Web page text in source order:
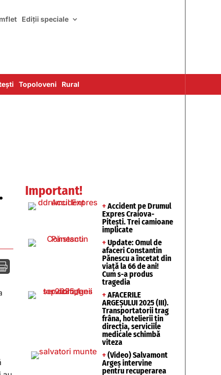
Ediții speciale
Topoloveni Rural
Important!
+ Accident pe Drumul
Expres Craiova-
Pitești. Trei camioane
implicate
+ Update: Omul de
afaceri Constantin
Pănescu a încetat din
viață la 66 de ani!
Cum s-a produs
tragedia
+ AFACERILE
ARGEȘULUI 2025 (III).
Transportatorii trag
frâna, hotelierii țin
direcția, serviciile
medicale schimbă
viteza
+ (Video) Salvamont
Argeș intervine
pentru recuperarea